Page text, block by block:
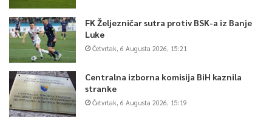
FK Željezničar sutra protiv BSK-a iz Banje
Luke
Četvrtak, 6 Augusta 2026, 15:21
Centralna izborna komisija BiH kaznila
stranke
Četvrtak, 6 Augusta 2026, 15:19